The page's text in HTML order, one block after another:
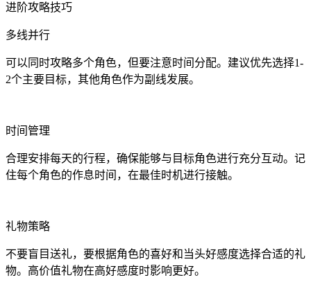
进阶攻略技巧
多线并行
可以同时攻略多个角色，但要注意时间分配。建议优先选择1-
2个主要目标，其他角色作为副线发展。
时间管理
合理安排每天的行程，确保能够与目标角色进行充分互动。记
住每个角色的作息时间，在最佳时机进行接触。
礼物策略
不要盲目送礼，要根据角色的喜好和当头好感度选择合适的礼
物。高价值礼物在高好感度时影响更好。